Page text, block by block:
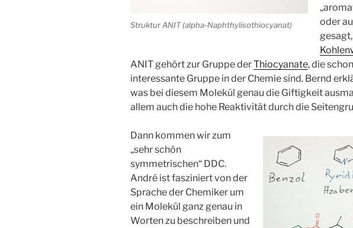
Struktur ANIT (alpha-Naphthylisothiocyanat)
oder
ANIT gehört zur Gruppe derThiocyanate, die
interessante Gruppe in der Chemie sind. Bernd
was bei diesem Molekül genau die Giftigkeit
allem auch die hohe Reaktivität durch die
Dann kommen wir zum
„sehr schön
symmetrischen“ DDC.
André ist fasziniert von der
Sprache der Chemiker um
ein Molekül ganz genau in
Worten zu beschreiben und